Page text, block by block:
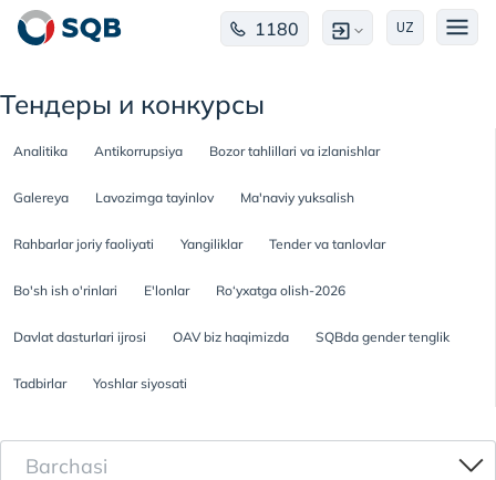
1180 UZ
Тендеры и конкурсы
Analitika Antikorrupsiya Bozor tahlillari va izlanishlar
Galereya Lavozimga tayinlov Ma'naviy yuksalish
Rahbarlar joriy faoliyati Yangiliklar Tender va tanlovlar
Bo'sh ish o'rinlari E'lonlar Ro‘yxatga olish-2026
Davlat dasturlari ijrosi OAV biz haqimizda SQBda gender tenglik
Tadbirlar Yoshlar siyosati
Barchasi